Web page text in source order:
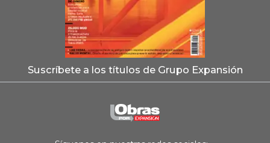
Suscríbete a los títulos de Grupo Expansión